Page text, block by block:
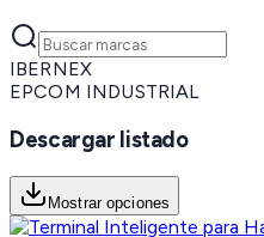
IBERNEX
EPCOM INDUSTRIAL
Descargar listado
Mostrar opciones